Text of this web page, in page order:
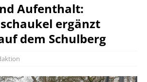
Aufenthalt:
ergänzt
dem Schulberg